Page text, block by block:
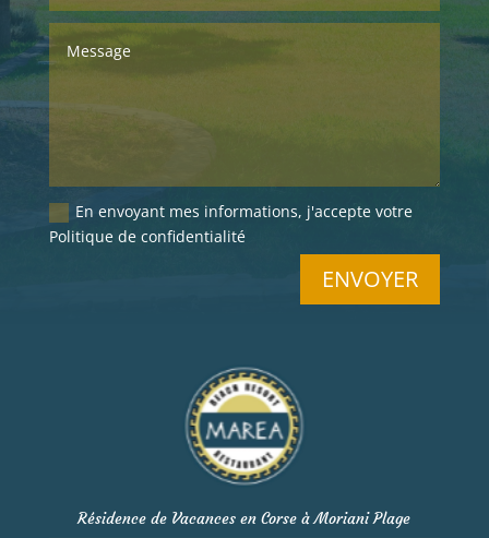
En envoyant mes informations, j'accepte votre
Politique de confidentialité
ENVOYER
Résidence de Vacances en Corse à Moriani Plage